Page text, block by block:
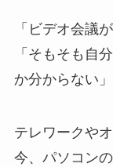
「ビデオ会議
「そもそも自
か分からない
テレワークや
今、パソコン